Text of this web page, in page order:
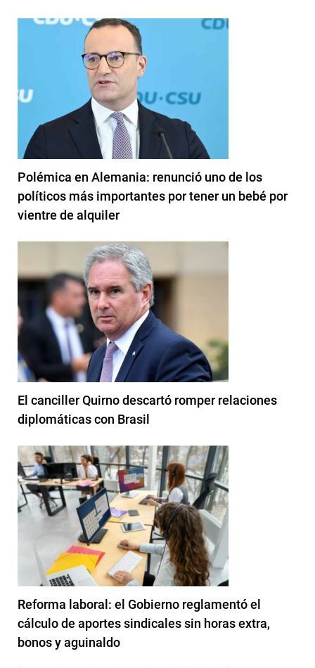
Polémica en Alemania: renunció uno de los
políticos más importantes por tener un bebé por
vientre de alquiler
El canciller Quirno descartó romper relaciones
diplomáticas con Brasil
Reforma laboral: el Gobierno reglamentó el
cálculo de aportes sindicales sin horas extra,
bonos y aguinaldo